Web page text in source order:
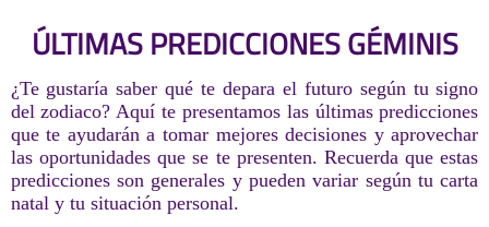
ÚLTIMAS PREDICCIONES GÉMINIS
¿Te gustaría saber qué te depara el futuro según tu signo
del zodiaco? Aquí te presentamos las últimas predicciones
que te ayudarán a tomar mejores decisiones y aprovechar
las oportunidades que se te presenten. Recuerda que estas
predicciones son generales y pueden variar según tu carta
natal y tu situación personal.